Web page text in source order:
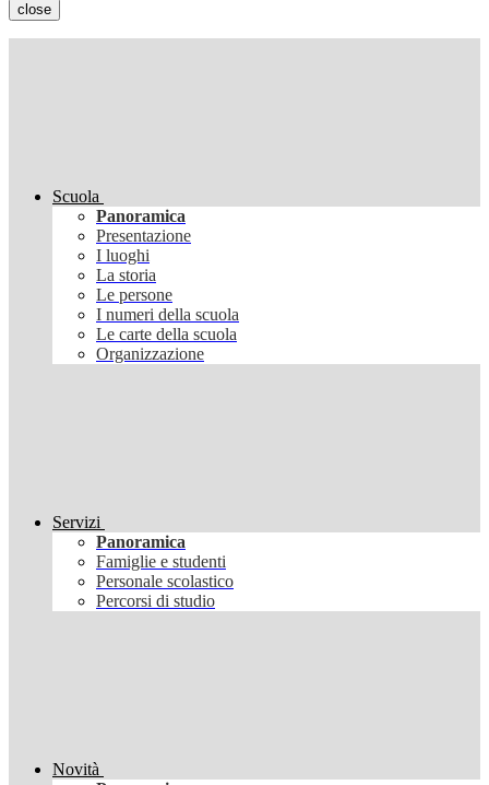
close
Scuola
Panoramica
Presentazione
I luoghi
La storia
Le persone
I numeri della scuola
Le carte della scuola
Organizzazione
Servizi
Panoramica
Famiglie e studenti
Personale scolastico
Percorsi di studio
Novità